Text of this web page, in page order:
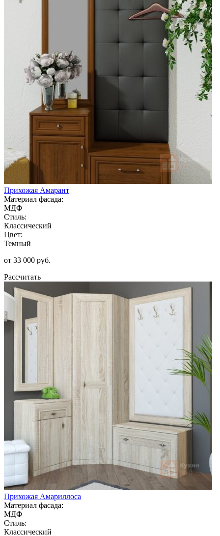
Прихожая Амарант
Материал фасада:
МДФ
Стиль:
Классический
Цвет:
Темный
от 33 000 руб.
Рассчитать
Прихожая Амариллоса
Материал фасада:
МДФ
Стиль:
Классический